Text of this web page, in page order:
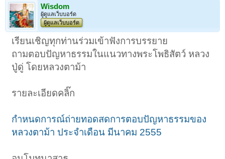
Wisdom
ผู้ดูแลเว็บบอร์ด
ผู้ดูแลเว็บบอร์ด
เรียนเชิญทุกท่านร่วมเข้าฟังการบรรยาย
ถามตอบปัญหาธรรมในแนวทางพระโพธิสัตว์ หลวง
ปู่ดู่ โดยหลวงตาม้า
รายละเอียดคลิ๊ก
กำหนดการณ์ถ่ายทอดสดการตอบปัญหาธรรมของ
หลวงตาม้า ประจำเดือน มีนาคม 2555